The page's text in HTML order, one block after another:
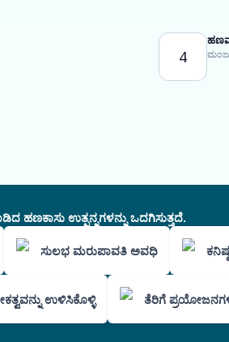
4
ಹಣಕಾಸು ಉತ್ಪನ್ನಗಳನ್ನು ಒದಗಿಸುತ್ತದೆ.
ಸುಲಭ ಮರುಪಾವತಿ ಅವಧಿ
ಉಳಿಸಿಕೊಳ್ಳಿ ತೆರಿಗೆ